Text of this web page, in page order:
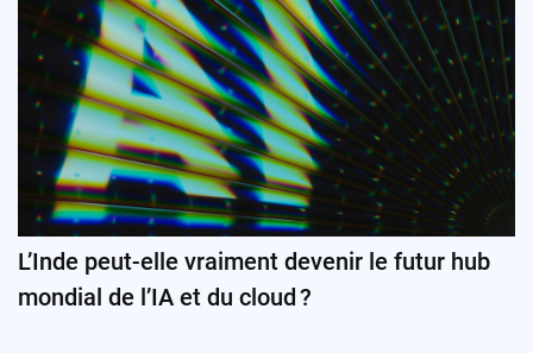
L’Inde peut-elle vraiment devenir le futur hub
mondial de l’IA et du cloud ?